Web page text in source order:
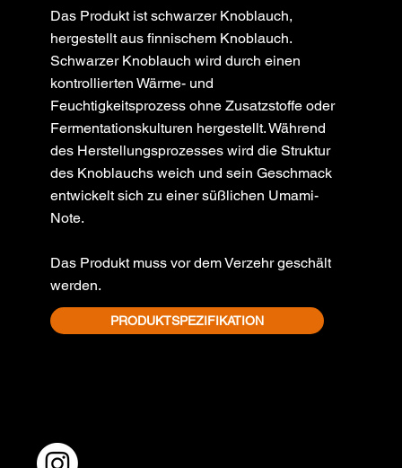
Das Produkt ist schwarzer Knoblauch,
hergestellt aus finnischem Knoblauch.
Schwarzer Knoblauch wird durch einen
kontrollierten Wärme- und
Feuchtigkeitsprozess ohne Zusatzstoffe oder
Fermentationskulturen hergestellt. Während
des Herstellungsprozesses wird die Struktur
des Knoblauchs weich und sein Geschmack
entwickelt sich zu einer süßlichen Umami-
Note.
Das Produkt muss vor dem Verzehr geschält
werden.
PRODUKTSPEZIFIKATION